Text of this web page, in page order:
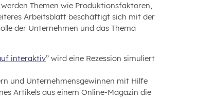
Themen wie Produktionsfaktoren,
Arbeitsblatt beschäftigt sich mit der
der Unternehmen und das Thema
interaktiv” wird eine Rezession simuliert
und Unternehmensgewinnen mit Hilfe
Artikels aus einem Online-Magazin die